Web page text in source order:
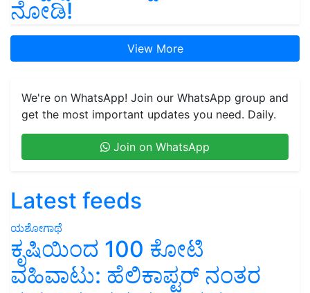
ನೋಡಿ!
View More
We're on WhatsApp! Join our WhatsApp group and
get the most important updates you need. Daily.
Join on WhatsApp
Latest feeds
ಯಶೋಗಾಥೆ
ಕೃಷಿಯಿಂದ 100 ಕೋಟಿ
ವಹಿವಾಟು: ಹೆಲಿಕಾಪ್ಟರ್ ನಂತರ